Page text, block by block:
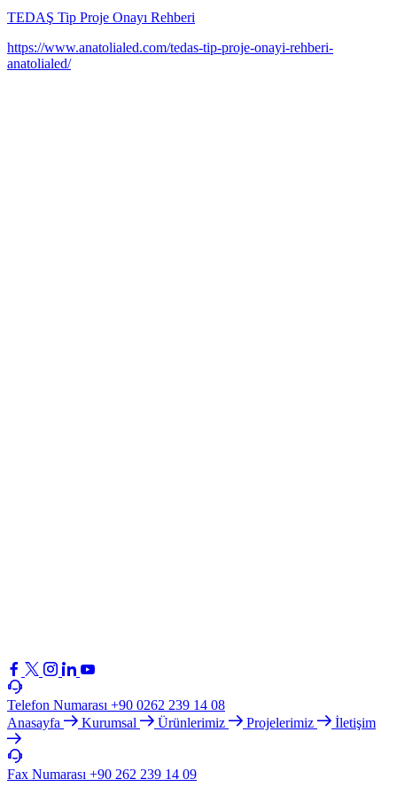
TEDAŞ Tip Proje Onayı Rehberi
https://www.anatolialed.com/tedas-tip-proje-onayi-rehberi-
anatolialed/
Telefon Numarası +90 0262 239 14 08
Anasayfa
Kurumsal Ürünlerimiz Projelerimiz İletişim
Fax Numarası +90 262 239 14 09